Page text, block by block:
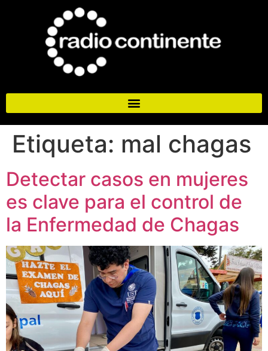
Etiqueta: mal chagas
Detectar casos en mujeres
es clave para el control de
la Enfermedad de Chagas